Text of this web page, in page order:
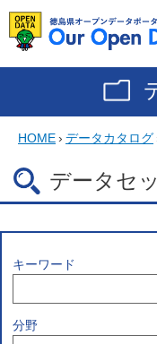
HOME› データカタログ
データセ
キーワード
分野